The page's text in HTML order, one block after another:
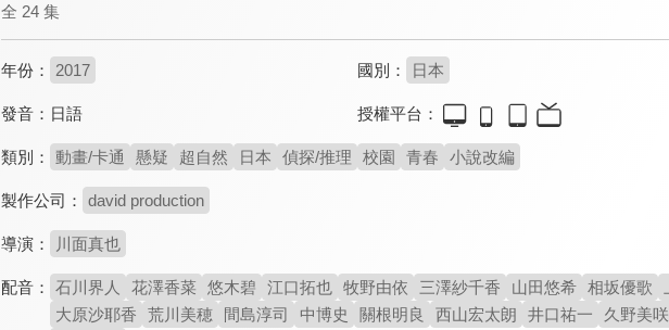
全 24 集
年份： 2017 國別： 日本
發音： 日語 授權平台：
類別： 動畫/卡通 懸疑 超自然 日本 偵探/推理 校園 青春 小說改編
製作公司： david production
導演： 川面真也
配音： 石川界人 花澤香菜 悠木碧 江口拓也 牧野由依 三澤紗千香 山田悠希 相坂優歌
大原沙耶香
荒川美穂 間島淳司 中博史 關根明良 西山宏太朗 井口祐一 久野美咲